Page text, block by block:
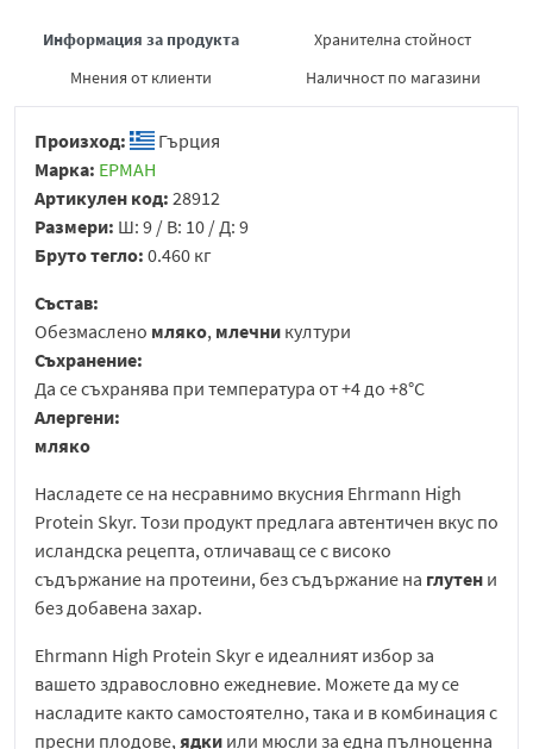
Информация за продукта
Хранителна стойност
Мнения от клиенти
Наличност по магазини
Произход:
Гърция
Марка: ЕРМАН
Артикулен код: 28912
Размери: Ш: 9 / В: 10 / Д: 9
Бруто тегло: 0.460 кг
Състав:
Обезмаслено мляко, млечни култури
Съхранение:
Да се съхранява при температура от +4 до +8°C
Алергени:
мляко
Насладете се на несравнимо вкусния Ehrmann High
Protein Skyr. Този продукт предлага автентичен вкус по
исландска рецепта, отличаващ се с високо
съдържание на протеини, без съдържание на глутен и
без добавена захар.
Ehrmann High Protein Skyr е идеалният избор за
вашето здравословно ежедневие. Можете да му се
насладите както самостоятелно, така и в комбинация с
пресни плодове,ядки или мюсли за една пълноценна